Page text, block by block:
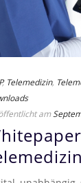
, Telemedizin,
am